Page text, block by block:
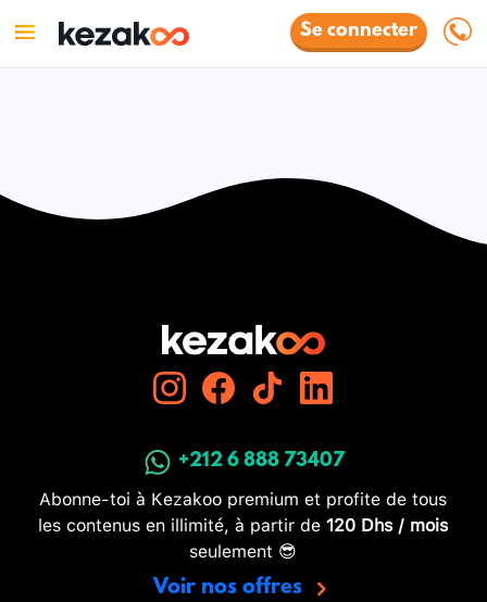
Se connecter
+212 6 888 73407
Abonne-toi à Kezakoo premium et profite de tous
les contenus en illimité, à partir de 120 Dhs / mois
seulement 😎
Voir nos offres